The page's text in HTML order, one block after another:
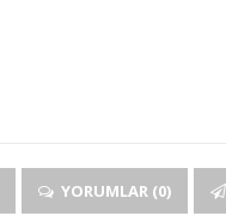
YORUMLAR (0)